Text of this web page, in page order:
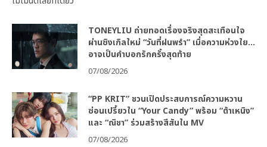
TONEYLIU ถ่ายทอดเรื่องจริงสุดสะเทือนใจ
ผ่านซิงเกิลใหม่ “วันที่ฝนพรำ” เมื่อความห่วงใย…
อาจเป็นคำบอกรักครั้งสุดท้าย
07/08/2026
“PP KRIT” ชวนเปิดประสบการณ์ความหวาน
ซ่อนเปรี้ยวใน “Your Candy” พร้อม “ต้าเหนิง”
และ “ณิชา” ร่วมสร้างสีสันใน MV
07/08/2026